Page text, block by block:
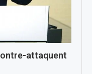
attaquent